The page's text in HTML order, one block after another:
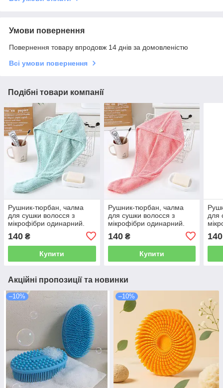
Умови повернення
Повернення товару впродовж 14 днів за домовленістю
Всі умови повернення
Подібні товари компанії
Рушник-тюрбан, чалма
для сушки волосся з
мікрофібри одинарний.
140 ₴
Купити
Рушник-тюрбан, чалма
для сушки волосся з
мікрофібри одинарний.
140₴
Купити
для
140
Акційні пропозиції та новинки
–10% –10%